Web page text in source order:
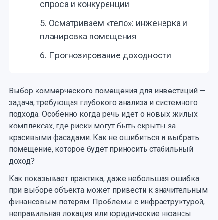
спроса и конкуренции
5. Осматриваем «тело»: инженерка и
планировка помещения
6. Прогнозирование доходности
Выбор коммерческого помещения для инвестиций —
задача, требующая глубокого анализа и системного
подхода. Особенно когда речь идет о новых жилых
комплексах, где риски могут быть скрыты за
красивыми фасадами. Как не ошибиться и выбрать
помещение, которое будет приносить стабильный
доход?
Как показывает практика, даже небольшая ошибка
при выборе объекта может привести к значительным
финансовым потерям. Проблемы с инфраструктурой,
неправильная локация или юридические нюансы